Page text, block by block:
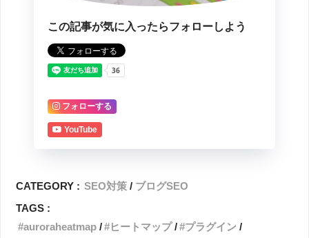
この記事が気に入ったらフォローしよう
フォローする
YouTube
CATEGORY : SEO対策
ブログSEO
TAGS :
auroraheatmap
ヒートマップ
プラグイン